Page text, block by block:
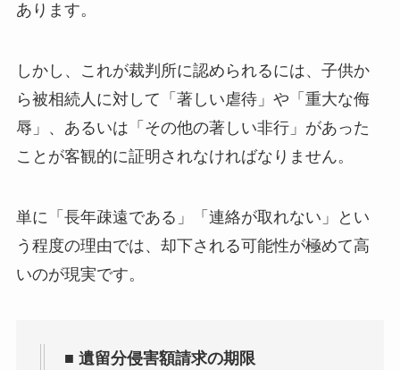
あります。
しかし、これが裁判所に認められるには、子供か
ら被相続人に対して「著しい虐待」や「重大な侮
辱」、あるいは「その他の著しい非行」があった
ことが客観的に証明されなければなりません。
単に「長年疎遠である」「連絡が取れない」とい
う程度の理由では、却下される可能性が極めて高
いのが現実です。
■ 遺留分侵害額請求の期限